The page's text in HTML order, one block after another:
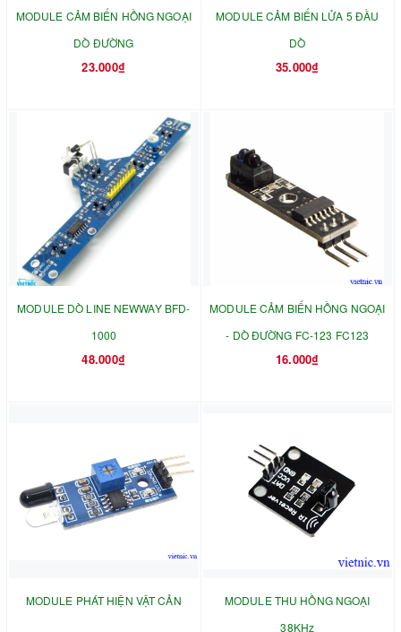
MODULE CẢM BIẾN HỒNG NGOẠI
DÒ ĐƯỜNG
23.000₫
MODULE CẢM BIẾN LỬA 5 ĐẦU
DÒ
35.000₫
MODULE DÒ LINE NEWWAY BFD-
1000
48.000₫
MODULE CẢM BIẾN HỒNG NGOẠI
- DÒ ĐƯỜNG FC-123 FC123
16.000₫
MODULE PHÁT HIỆN VẬT CẢN
MODULE THU HỒNG NGOẠI
38KHz